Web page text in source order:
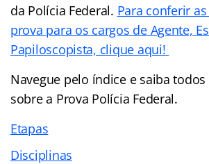
da Polícia Federal. Para conferir
prova para os cargos de Agente,
Papiloscopista, clique aqui!
Navegue pelo índicee saiba todos
sobre a Prova Polícia Federal.
Etapas
Disciplinas